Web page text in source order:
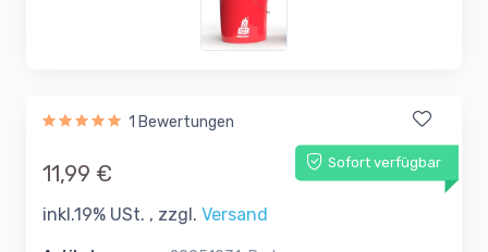
1 Bewertungen
Sofort verfügbar
11,99 €
inkl.19% USt. , zzgl. Versand